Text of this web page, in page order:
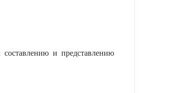
составлению и представлению